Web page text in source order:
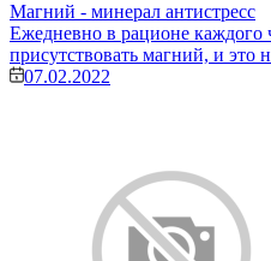
Магний - минерал антистресс
Ежедневно в рационе каждого
присутствовать магний, и это
07.02.2022